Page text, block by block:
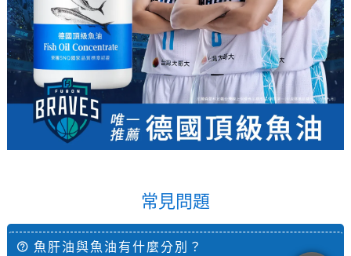
常見問題
魚肝油與魚油有什麼分別？